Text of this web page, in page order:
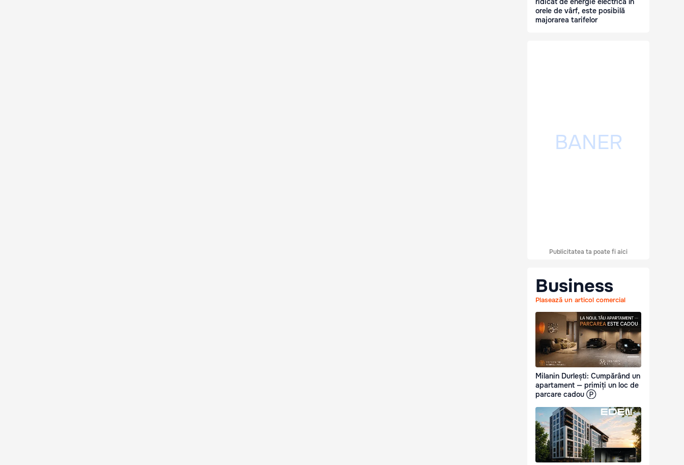
orele de vârf, este posibilă
majorarea tarifelor
Publicitatea ta poate fi aici
Business
Plasează un articol comercial
Milanin Durlești: Cumpărând un
apartament — primiți un loc de
parcare cadou Ⓟ